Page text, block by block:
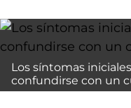
Los síntomas
confundirse con un